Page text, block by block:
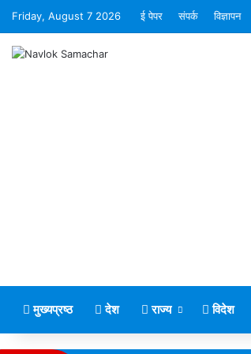
Friday, August 7 2026 ई पेपर संपर्क विज्ञापन
मुख्यप्रष्ठ देश राज्य विदेश